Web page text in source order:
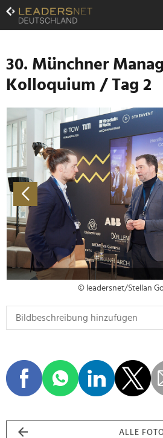
Zum
Inhalt
Zur
Navigation
Zur
Hauptnavigation
30. Münchner
Kolloquium / Tag 2
© leadersnet/Stellan
ALLE